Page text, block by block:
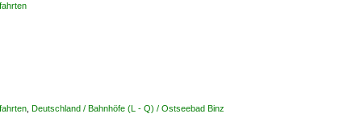
Deutschland / Bahnhöfe (L - Q) / Ostseebad Binz